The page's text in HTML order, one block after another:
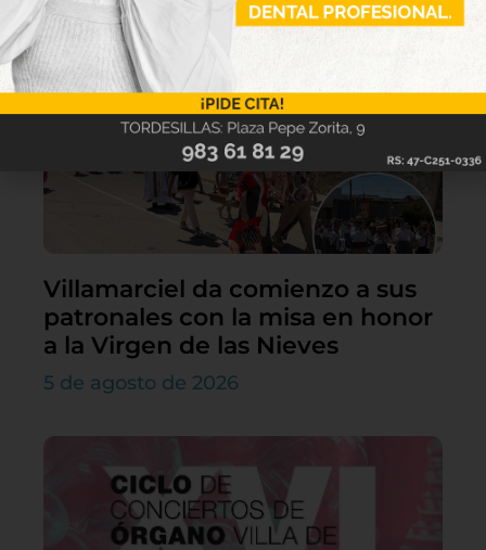
Villamarciel da comienzo a sus
patronales con la misa en honor
a la Virgen de las Nieves
5 de agosto de 2026